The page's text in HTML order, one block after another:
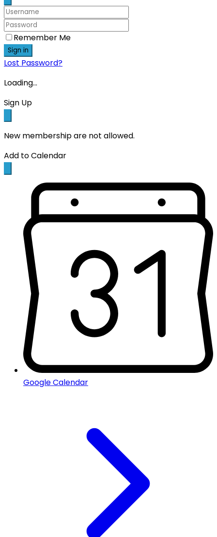
Remember Me
Sign in
Lost Password?
Loading...
Sign Up
New membership are not allowed.
Add to Calendar
Google Calendar